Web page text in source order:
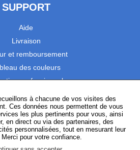
SUPPORT
Aide
Livraison
et remboursement
des couleurs
professionnels
Catalogues
Clients
NOUS
à chacune de vos visites des
Ces données nous permettent de vous
les plus pertinents pour vous, ainsi
en direct ou via des partenaires, des
personnalisées, tout en mesurant leur
pour votre confiance.